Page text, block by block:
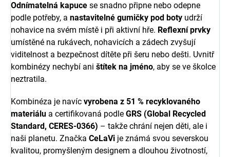
Odnímatelná kapuce se snadno připne nebo odepne
podle potřeby, a nastavitelné gumičky pod boty udrží
nohavice na svém místě i při aktivní hře. Reflexní prvky
umístěné na rukávech, nohavicích a zádech zvyšují
viditelnost a bezpečnost dítěte při šeru nebo dešti. Uvnitř
kombinézy nechybí ani štítek na jméno, aby se ve školce
neztratila.
Kombinéza je navíc vyrobena z 51 % recyklovaného
materiálu a certifikovaná podle GRS (Global Recycled
Standard, CERES-0366) – takže chrání nejen děti, ale i
naši planetu. Značka CeLaVi je známá svou severskou
kvalitou, promyšleným designem a dlouhou životností,